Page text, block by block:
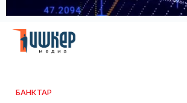
БАНКТАР